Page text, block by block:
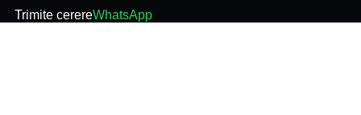
Trimite cerereWhatsApp